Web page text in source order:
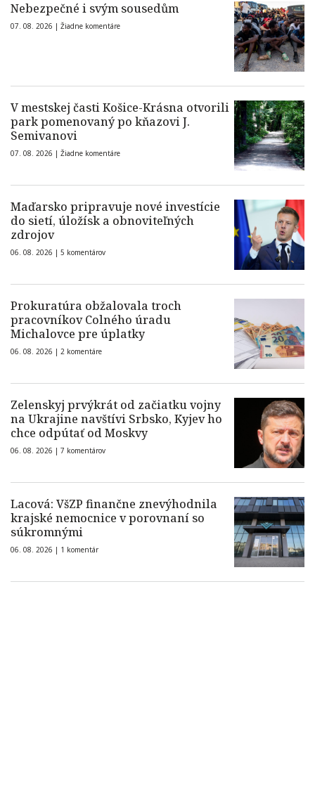
Nebezpečné i svým sousedům
07. 08. 2026 | Žiadne komentáre
V mestskej časti Košice-Krásna otvorili
park pomenovaný po kňazovi J.
Semivanovi
07. 08. 2026 | Žiadne komentáre
Maďarsko pripravuje nové investície
do sietí, úložísk a obnoviteľných
zdrojov
06. 08. 2026 | 5 komentárov
Prokuratúra obžalovala troch
pracovníkov Colného úradu
Michalovce pre úplatky
06. 08. 2026 | 2 komentáre
Zelenskyj prvýkrát od začiatku vojny
na Ukrajine navštívi Srbsko, Kyjev ho
chce odpútať od Moskvy
06. 08. 2026 | 7 komentárov
Lacová: VšZP finančne znevýhodnila
krajské nemocnice v porovnaní so
súkromnými
06. 08. 2026 | 1 komentár